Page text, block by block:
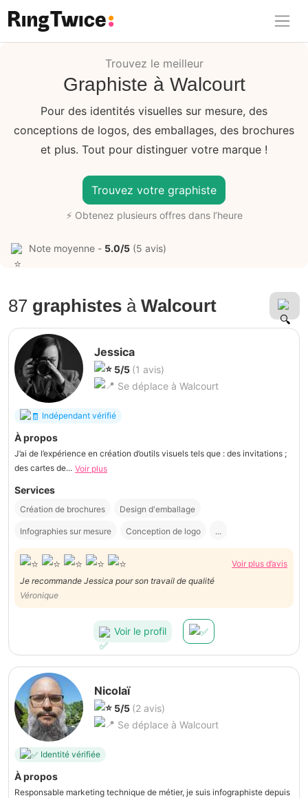
Ring Twice
Trouvez le meilleur
Graphiste à Walcourt
Pour des identités visuelles sur mesure, des
conceptions de logos, des emballages, des brochures
et plus. Tout pour distinguer votre marque !
Trouvez votre graphiste
⚡ Obtenez plusieurs offres dans l’heure
Note moyenne - 5.0/5 (5 avis)
87 graphistes à Walcourt
Jessica
5/5 (1 avis)
Se déplace à Walcourt
Indépendant vérifié
À propos
J’ai de l’expérience en création d’outils visuels tels que : des invitations ;
des cartes de... Voir plus
Services
Création de brochures Design d'emballage
Infographies sur mesure Conception de logo ...
Voir plus d’avis
Je recommande Jessica pour son travail de qualité
Véronique
Voir le profil
Nicolaï
5/5 (2 avis)
Se déplace à Walcourt
Identité vérifiée
À propos
Responsable marketing technique de métier, je suis infographiste depuis